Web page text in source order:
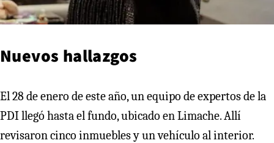
Nuevos hallazgos
El 28 de enero de este año, un equipo de expertos de la
PDI llegó hasta el fundo, ubicado en Limache. Allí
revisaron cinco inmuebles y un vehículo al interior.